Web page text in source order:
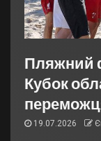
Пляжний
Кубок
19.07.2026